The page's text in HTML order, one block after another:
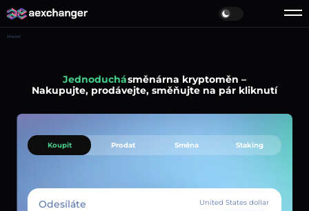
Hlavní
Jednoduchásměnárna kryptoměn –
Nakupujte, prodávejte, směňujte na pár kliknutí
Koupit Prodat Směna Staking
Odesíláte
United States dollar